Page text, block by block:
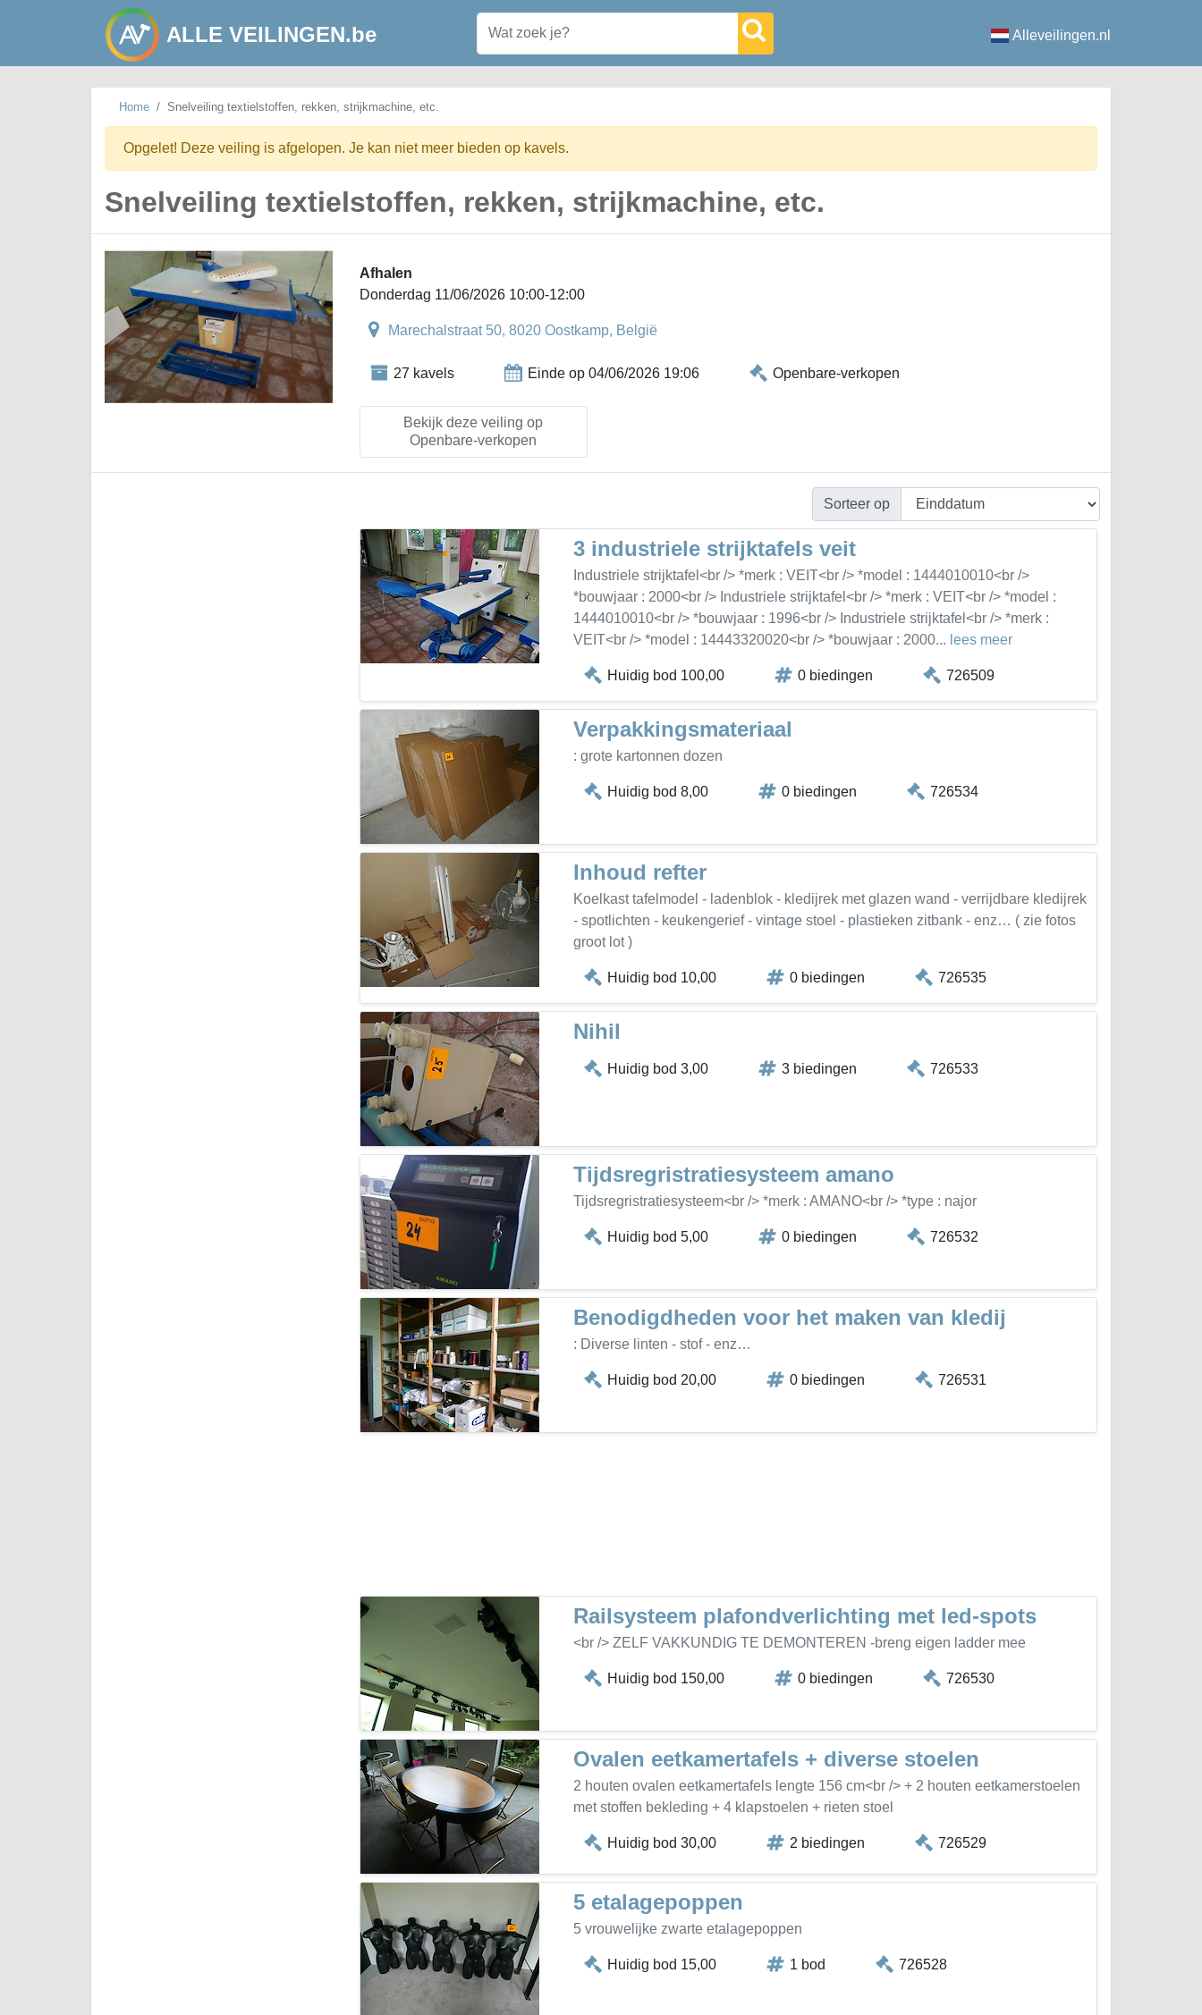
ALLE VEILINGEN.be Alleveilingen.nl
Home Snelveiling textielstoffen, rekken, strijkmachine, etc.
Opgelet! Deze veiling is afgelopen. Je kan niet meer bieden op kavels.
Snelveiling textielstoffen, rekken, strijkmachine, etc.
Afhalen
Donderdag 11/06/2026 10:00-12:00
Marechalstraat 50, 8020 Oostkamp, België
27 kavels Einde op 04/06/2026 19:06 Openbare-verkopen
Bekijk deze veiling op
Openbare-verkopen
Sorteer op
3 industriele strijktafels veit
Industriele strijktafel<br /> *merk : VEIT<br /> *model : 1444010010<br />
*bouwjaar : 2000<br /> Industriele strijktafel<br /> *merk : VEIT<br /> *model :
1444010010<br /> *bouwjaar : 1996<br /> Industriele strijktafel<br /> *merk :
VEIT<br /> *model : 14443320020<br /> *bouwjaar : 2000... lees meer
Huidig bod 100,00 0 biedingen 726509
Verpakkingsmateriaal
: grote kartonnen dozen
Huidig bod 8,00 0 biedingen 726534
Inhoud refter
Koelkast tafelmodel - ladenblok - kledijrek met glazen wand - verrijdbare kledijrek
- spotlichten - keukengerief - vintage stoel - plastieken zitbank - enz… ( zie fotos
groot lot )
Huidig bod 10,00 0 biedingen 726535
Nihil
Huidig bod 3,00 3 biedingen 726533
Tijdsregristratiesysteem amano
Tijdsregristratiesysteem<br /> *merk : AMANO<br /> *type : najor
Huidig bod 5,00 0 biedingen 726532
Benodigdheden voor het maken van kledij
: Diverse linten - stof - enz…
Huidig bod 20,00 0 biedingen 726531
Railsysteem plafondverlichting met led-spots
<br /> ZELF VAKKUNDIG TE DEMONTEREN -breng eigen ladder mee
Huidig bod 150,00 0 biedingen 726530
Ovalen eetkamertafels + diverse stoelen
2 houten ovalen eetkamertafels lengte 156 cm<br /> + 2 houten eetkamerstoelen
met stoffen bekleding + 4 klapstoelen + rieten stoel
Huidig bod 30,00 2 biedingen 726529
5 etalagepoppen
5 vrouwelijke zwarte etalagepoppen
Huidig bod 15,00 1 bod 726528